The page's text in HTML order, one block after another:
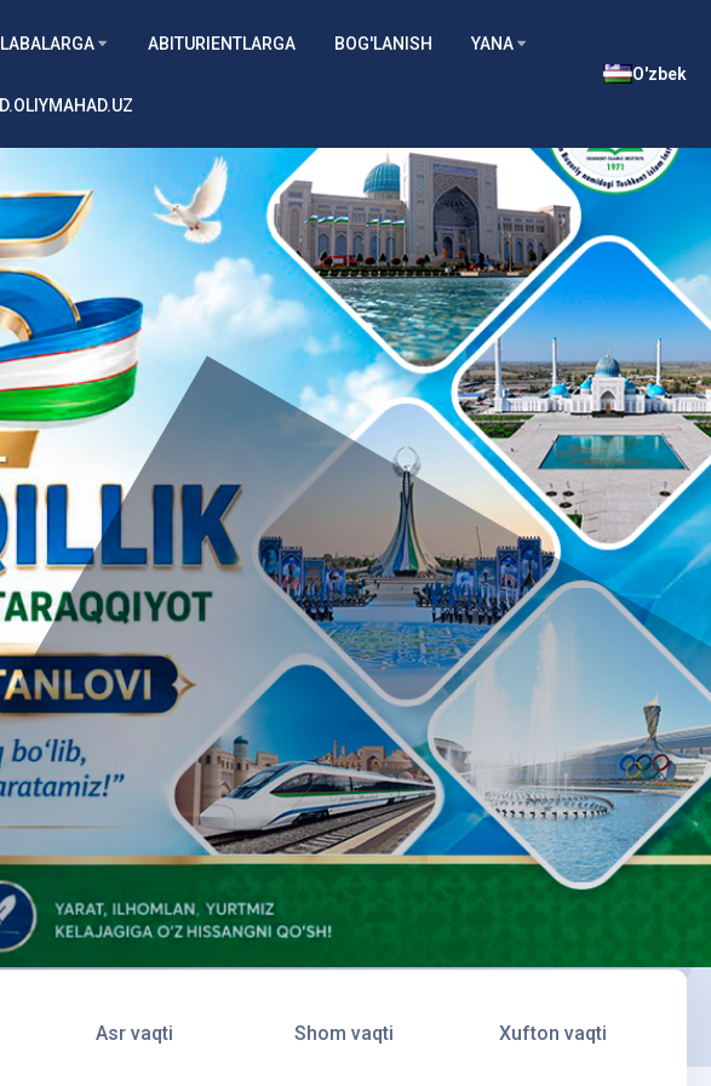
ABITURIENTLARGA BOG'LANISH YANA
O'zbek
Asr vaqti Shom vaqti Xufton vaqti